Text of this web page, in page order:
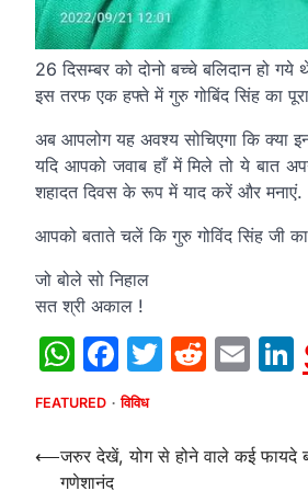
26 दिसम्बर को दोनो बच्चे बलिदान हो
इस तरफ एक हफ्ते में गुरु गोबिंद सिंह का पूरा
अब आपलोग यह अवश्य सोचिएगा कि क्या
यदि आपको जवाब हाँ में मिले तो ये बात
शहादत दिवस के रूप में याद करें और मनाएं.
आपको बताते चलें कि गुरु गोविंद सिंह जी
जो बोले सो निहाल
सत श्री अकाल !
WhatsApp
Facebook
Twitter
FEATURED विविध
Post
⟵जरुर देखें, योग से होने वाले कई फायदे
गणेशानंद